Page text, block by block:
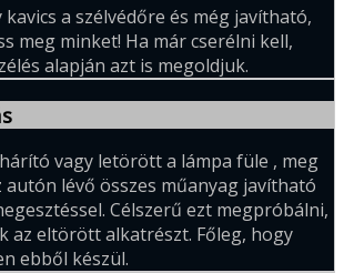
a szélvédőre és még javítható,
meg minket! Ha már cserélni kell,
alapján azt is megoldjuk.
vagy letörött a lámpa füle , meg
autón lévő összes műanyag javítható
Célszerű ezt megpróbálni,
az eltörött alkatrészt. Főleg, hogy
ebből készül.